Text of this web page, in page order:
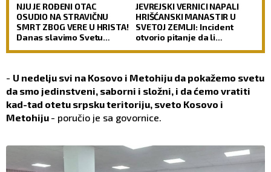
NJU JE ROĐENI OTAC
OSUDIO NA STRAVIČNU
SMRT ZBOG VERE U HRISTA!
Danas slavimo Svetu
JEVREJSKI VERNICI NAPALI
HRIŠĆANSKI MANASTIR U
SVETOJ ZEMLJI: Incident
otvorio pitanje da li
- U nedelju svi na Kosovo i Metohiju da pokažemo svetu
da smo jedinstveni, saborni i složni, i da ćemo vratiti
kad-tad otetu srpsku teritoriju, sveto Kosovo i
Metohiju - poručio je sa govornice.